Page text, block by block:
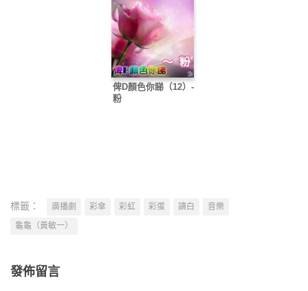
俾D顏色你睇（12）-
粉
標籤： 廣播劇 彩傘 彩虹 彩蛋 讀白
音樂
龜龜（黃敏一）
發佈留言